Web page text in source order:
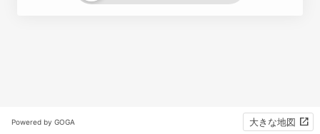
Powered by GOGA 大きな地図